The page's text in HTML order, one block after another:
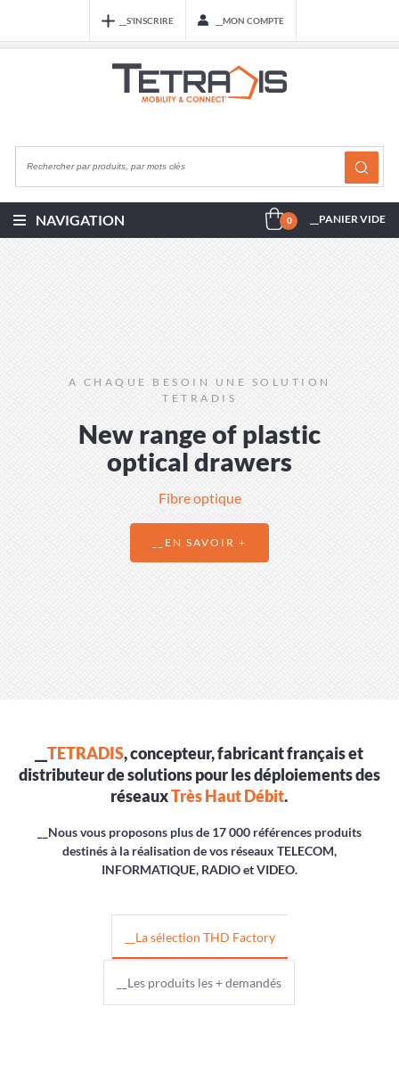
__S'INSCRIRE __MON COMPTE
NAVIGATION 0 __PANIER VIDE
A CHAQUE BESOIN
UNE SOLUTION
TETRADIS
New range of plastic
optical drawers
Fibre optique
__EN SAVOIR +
__TETRADIS, concepteur, fabricant français et
distributeur de solutions pour les déploiements des
réseauxTrès Haut Débit.
__Nous vous proposons plus de 17 000 références produits
destinés à la réalisation de vos réseaux TELECOM,
INFORMATIQUE, RADIO et VIDEO.
__La sélection THD Factory
__Les produits les + demandés